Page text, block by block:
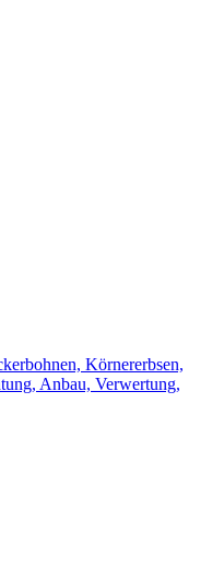
Körnererbsen,
Anbau, Verwertung,